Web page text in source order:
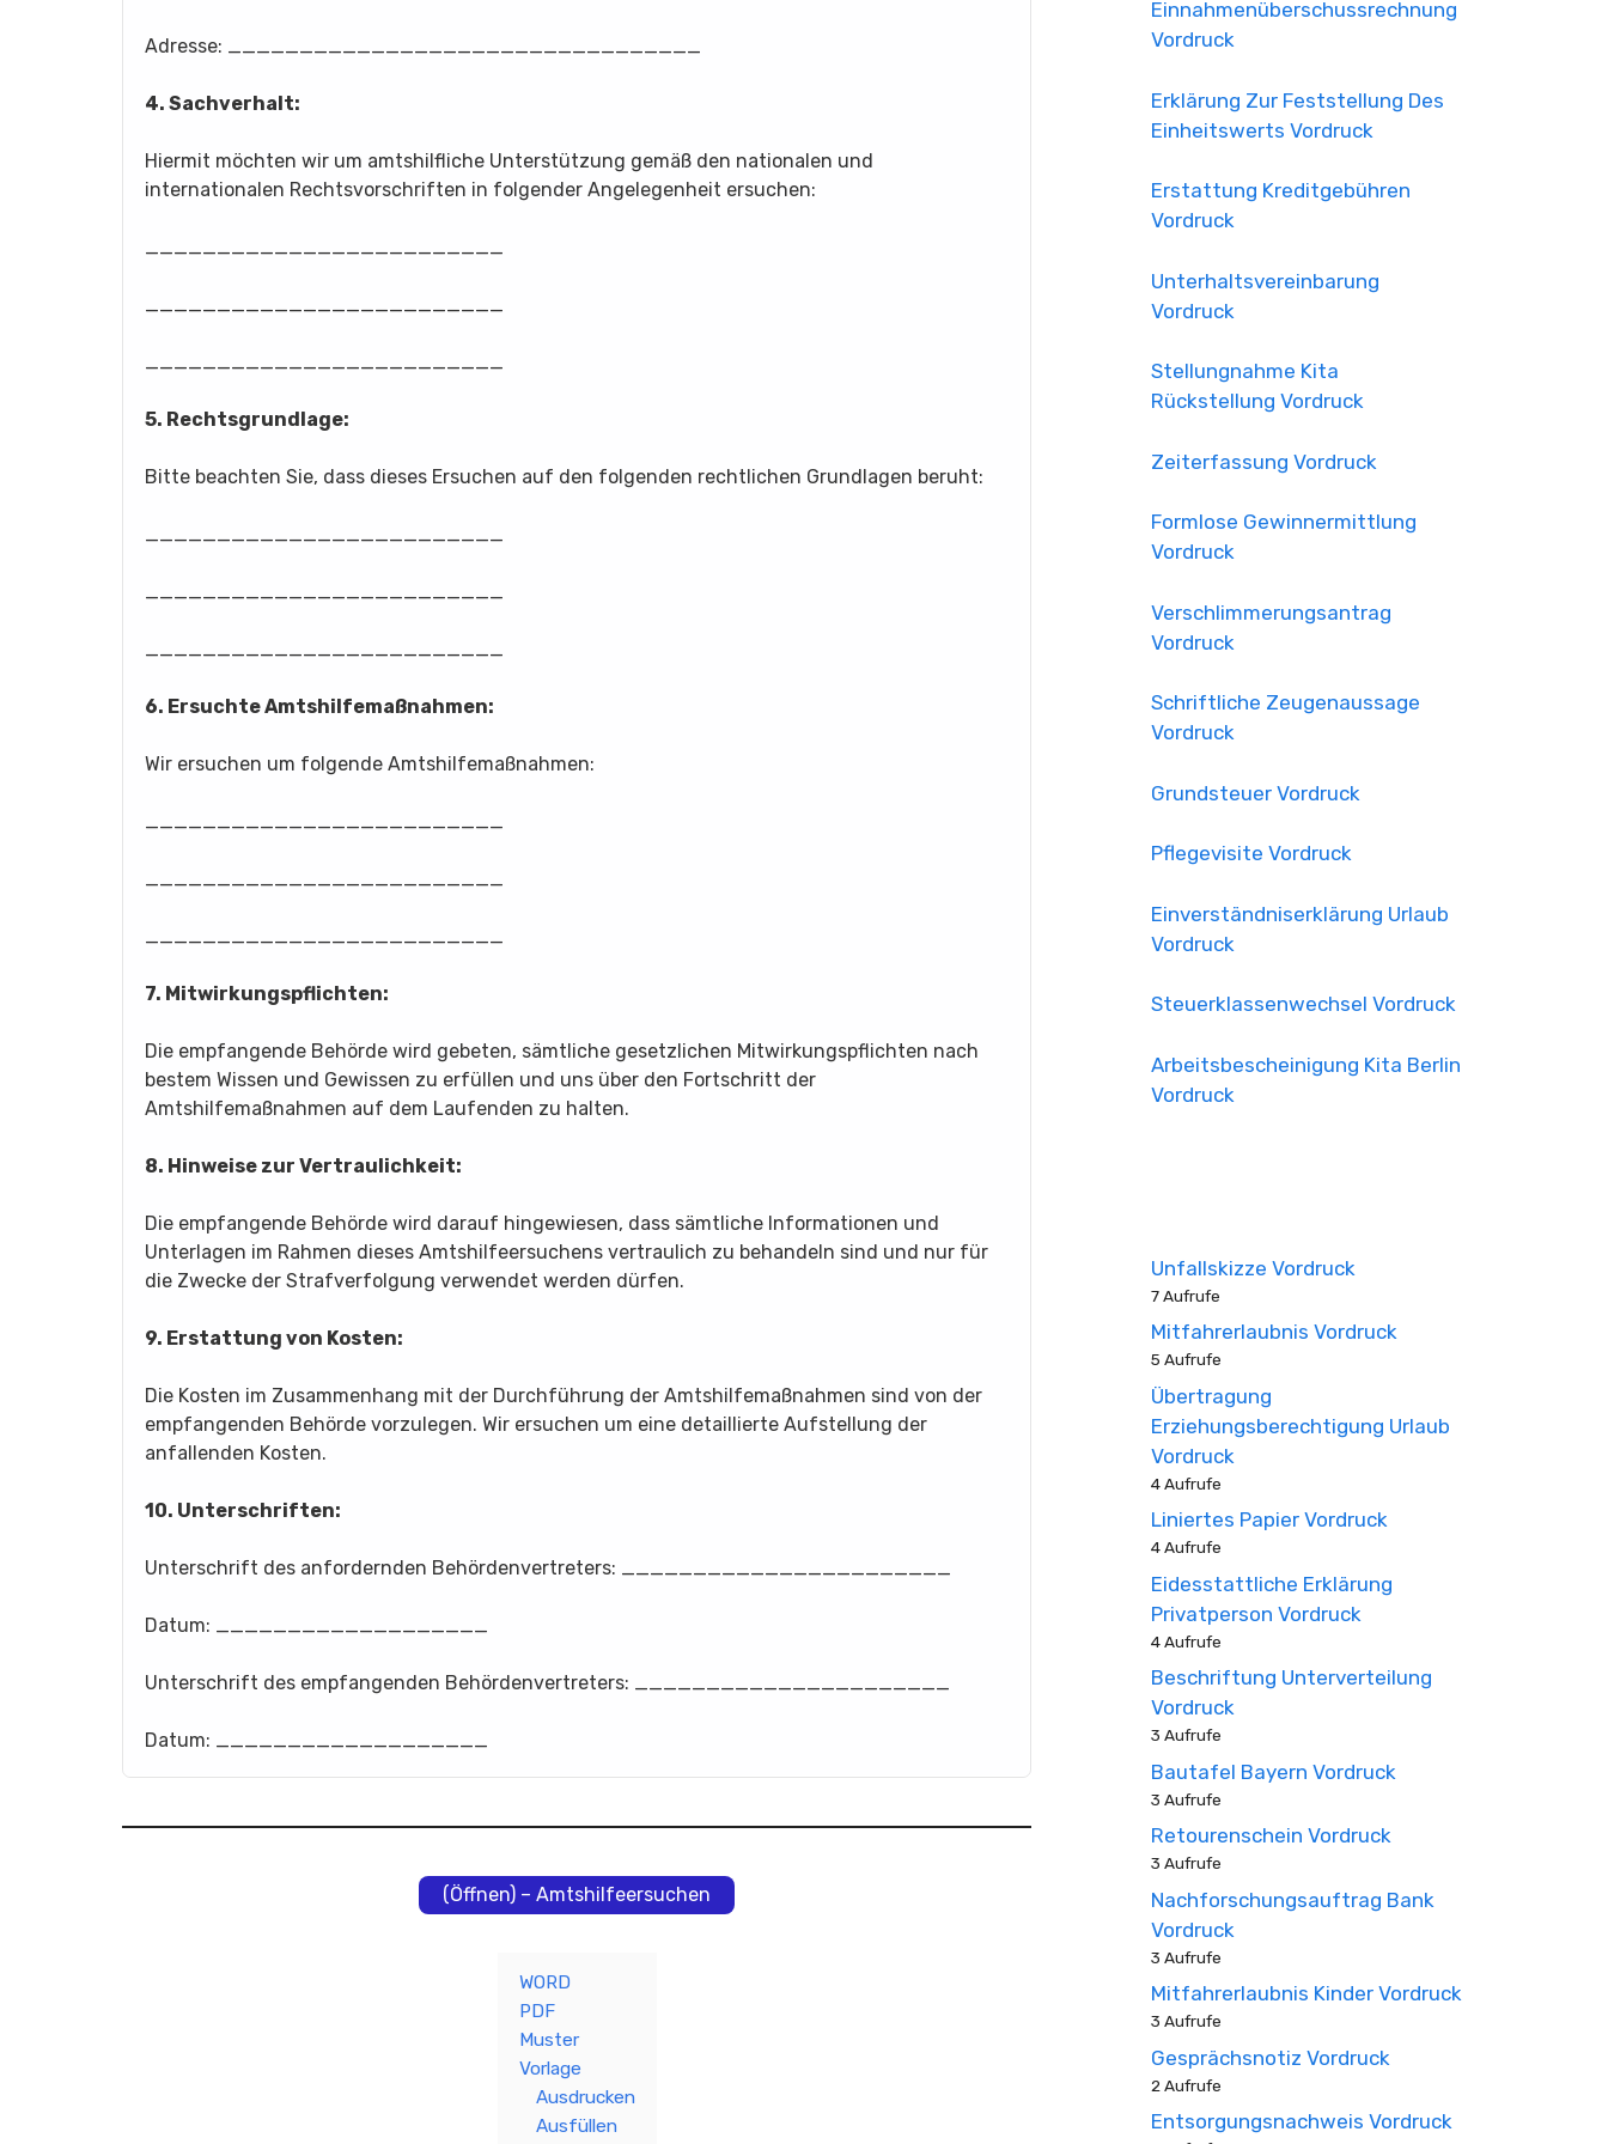
Adresse: _________________________________
4. Sachverhalt:
Hiermit möchten wir um amtshilfliche Unterstützung gemäß den nationalen und
internationalen Rechtsvorschriften in folgender Angelegenheit ersuchen:
_________________________
_________________________
_________________________
5. Rechtsgrundlage:
Bitte beachten Sie, dass dieses Ersuchen auf den folgenden rechtlichen Grundlagen beruht:
_________________________
_________________________
_________________________
6. Ersuchte Amtshilfemaßnahmen:
Wir ersuchen um folgende Amtshilfemaßnahmen:
_________________________
_________________________
_________________________
7. Mitwirkungspflichten:
Die empfangende Behörde wird gebeten, sämtliche gesetzlichen Mitwirkungspflichten nach
bestem Wissen und Gewissen zu erfüllen und uns über den Fortschritt der
Amtshilfemaßnahmen auf dem Laufenden zu halten.
8. Hinweise zur Vertraulichkeit:
Die empfangende Behörde wird darauf hingewiesen, dass sämtliche Informationen und
Unterlagen im Rahmen dieses Amtshilfeersuchens vertraulich zu behandeln sind und nur für
die Zwecke der Strafverfolgung verwendet werden dürfen.
9. Erstattung von Kosten:
Die Kosten im Zusammenhang mit der Durchführung der Amtshilfemaßnahmen sind von der
empfangenden Behörde vorzulegen. Wir ersuchen um eine detaillierte Aufstellung der
anfallenden Kosten.
10. Unterschriften:
Unterschrift des anfordernden Behördenvertreters: _______________________
Datum: ___________________
Unterschrift des empfangenden Behördenvertreters: ______________________
Datum: ___________________
(Öffnen) – Amtshilfeersuchen
WORD
PDF
Muster
Vorlage
Ausdrucken
Ausfüllen
Einnahmenüberschussrechnung
Vordruck
Erklärung Zur Feststellung Des
Einheitswerts Vordruck
Erstattung Kreditgebühren
Vordruck
Unterhaltsvereinbarung
Vordruck
Stellungnahme Kita
Rückstellung Vordruck
Zeiterfassung Vordruck
Formlose Gewinnermittlung
Vordruck
Verschlimmerungsantrag
Vordruck
Schriftliche Zeugenaussage
Vordruck
Grundsteuer Vordruck
Pflegevisite Vordruck
Einverständniserklärung Urlaub
Vordruck
Steuerklassenwechsel Vordruck
Arbeitsbescheinigung Kita Berlin
Vordruck
Unfallskizze Vordruck
7 Aufrufe
Mitfahrerlaubnis Vordruck
5 Aufrufe
Übertragung
Erziehungsberechtigung Urlaub
Vordruck
4 Aufrufe
Liniertes Papier Vordruck
4 Aufrufe
Eidesstattliche Erklärung
Privatperson Vordruck
4 Aufrufe
Beschriftung Unterverteilung
Vordruck
3 Aufrufe
Bautafel Bayern Vordruck
3 Aufrufe
Retourenschein Vordruck
3 Aufrufe
Nachforschungsauftrag Bank
Vordruck
3 Aufrufe
Mitfahrerlaubnis Kinder Vordruck
3 Aufrufe
Gesprächsnotiz Vordruck
2 Aufrufe
Entsorgungsnachweis Vordruck